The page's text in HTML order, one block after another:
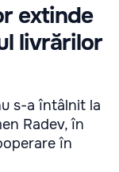
extinde
livrărilor
s-a întâlnit la
Radev, în
în